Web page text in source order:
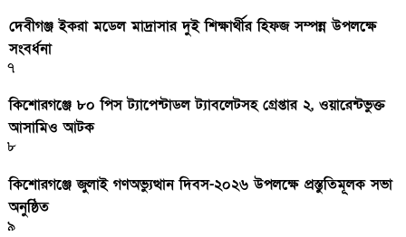
দেবীগঞ্জ ইকরা মডেল মাদ্রাসার দুই শিক্ষার্থীর হিফজ সম্পন্ন উপলক্ষে
সংবর্ধনা
৭
কিশোরগঞ্জে ৮০ পিস ট্যাপেন্টাডল ট্যাবলেটসহ গ্রেপ্তার ২, ওয়ারেন্টভুক্ত
আসামিও আটক
৮
কিশোরগঞ্জে জুলাই গণঅভ্যুত্থান দিবস-২০২৬ উপলক্ষে প্রস্তুতিমূলক সভা
অনুষ্ঠিত
৯